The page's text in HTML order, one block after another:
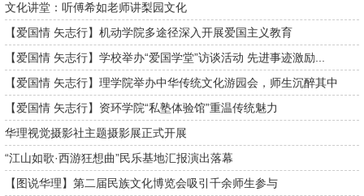
文化讲堂：听傅希如老师讲梨园文化
【爱国情 矢志行】机动学院多途径深入开展爱国主义教育
【爱国情 矢志行】学校举办“爱国学堂”访谈活动 先进事迹激励...
【爱国情 矢志行】理学院举办中华传统文化游园会，师生沉醉其中
【爱国情 矢志行】资环学院“私塾体验馆”重温传统魅力
华理视觉摄影社主题摄影展正式开展
“江山如歌·西游狂想曲”民乐基地汇报演出落幕
【图说华理】第二届民族文化博览会吸引千余师生参与